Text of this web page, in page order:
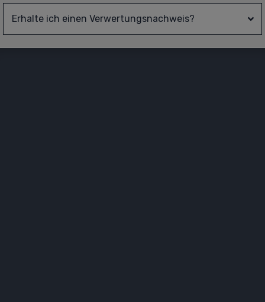
Erhalte ich einen Verwertungsnachweis?